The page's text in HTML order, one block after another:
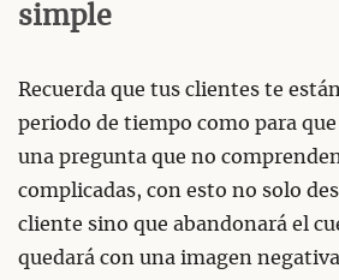
simple
Recuerda que tus clientes te
periodo de tiempo como para
una pregunta que no
complicadas, con esto no solo
cliente sino que abandonará el
quedará con una imagen